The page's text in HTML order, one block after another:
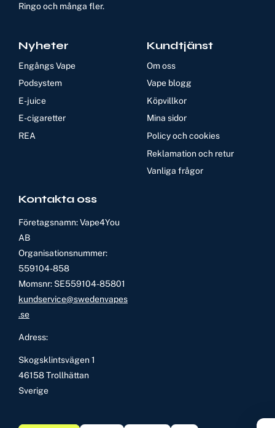
Ringo och många fler.
Nyheter
Engångs Vape
Podsystem
E-juice
E-cigaretter
REA
Kundtjänst
Om oss
Vape blogg
Köpvillkor
Mina sidor
Policy och cookies
Reklamation och retur
Vanliga frågor
Kontakta oss
Företagsnamn: Vape4You
AB
Organisationsnummer:
559104-858
Momsnr: SE559104-85801
kundservice@swedenvapes
.se
Adress:
Skogsklintsvägen 1
46158 Trollhättan
Sverige